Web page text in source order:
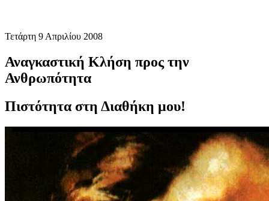
Τετάρτη 9 Απριλίου 2008
Αναγκαστική Κλήση προς την
Ανθρωπότητα
Πιστότητα στη Διαθήκη μου!